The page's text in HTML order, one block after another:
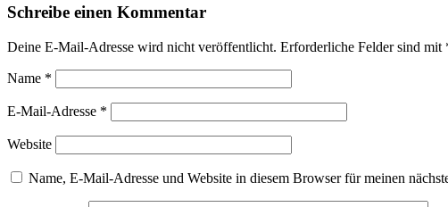
Schreibe einen Kommentar
Deine E-Mail-Adresse wird nicht veröffentlicht. Erforderliche Felder sind mit
Name *
E-Mail-Adresse *
Website
Name, E-Mail-Adresse und Website in diesem Browser für meinen